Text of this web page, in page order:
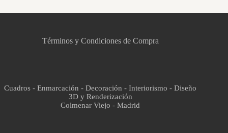
Términos y Condiciones de Compra
Cuadros - Enmarcación - Decoración - Interiorismo - Diseño
3D y Renderización
Colmenar Viejo - Madrid
Asistente virtual · En línea